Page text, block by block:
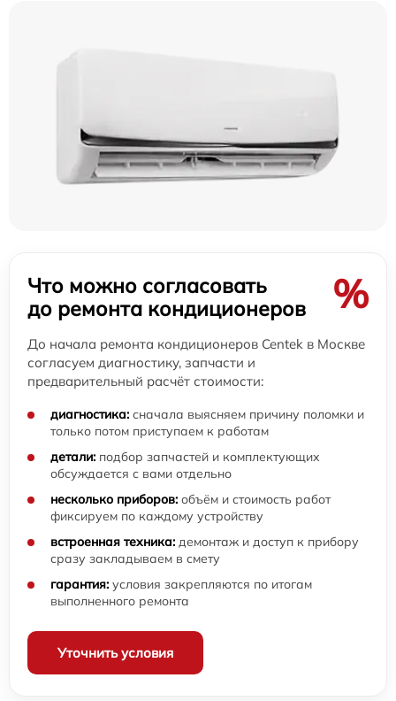
Что можно согласовать
до ремонта кондиционеров
%
До начала ремонта кондиционеров Centek в Москве
согласуем диагностику, запчасти и
предварительный расчёт стоимости:
диагностика: сначала выясняем причину поломки и
только потом приступаем к работам
детали: подбор запчастей и комплектующих
обсуждается с вами отдельно
несколько приборов: объём и стоимость работ
фиксируем по каждому устройству
встроенная техника: демонтаж и доступ к прибору
сразу закладываем в смету
гарантия: условия закрепляются по итогам
выполненного ремонта
Уточнить условия